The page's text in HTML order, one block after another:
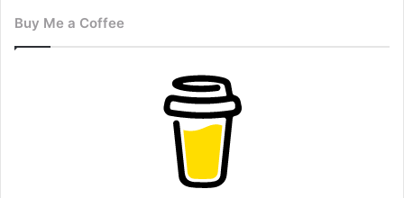
Die Flitterwochen sind wie eine zweite
Verliebtheit. Man hat endlich Zeit
füreinander und kann dieZweisamkeit
Buy Me a Coffee